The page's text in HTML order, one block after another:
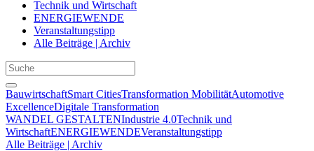
Technik und Wirtschaft
ENERGIEWENDE
Veranstaltungstipp
Alle Beiträge | Archiv
BauwirtschaftSmart CitiesTransformation MobilitätAutomotive
ExcellenceDigitale Transformation
WANDEL GESTALTENIndustrie 4.0Technik und
WirtschaftENERGIEWENDEVeranstaltungstipp
Alle Beiträge | Archiv